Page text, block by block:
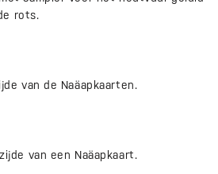
rots.
van de Naäapkaarten.
van een Naäapkaart.